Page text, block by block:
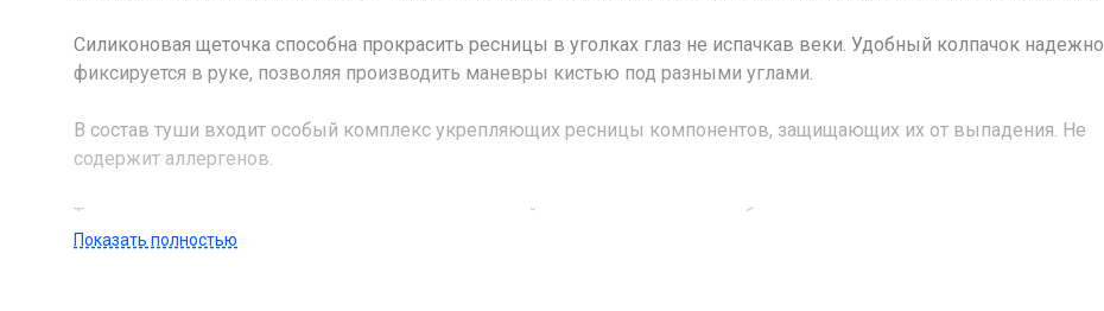
Силиконовая щеточка способна прокрасить ресницы в уголках глаз не испачкав веки. Удобный колпачок надежно
фиксируется в руке, позволяя производить маневры кистью под разными углами.
В состав туши входит особый комплекс укрепляющих ресницы компонентов, защищающих их от выпадения. Не
содержит аллергенов.
Тушь не утяжеляет, легко удаляется с ресниц водой, снимаясь «чулочком» без черных разводов под глазами.
Показать полностью